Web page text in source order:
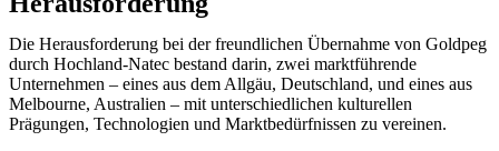
Die Herausforderung bei der freundlichen Übernahme von Goldpeg
durch Hochland-Natec bestand darin, zwei marktführende
Unternehmen – eines aus dem Allgäu, Deutschland, und eines aus
Melbourne, Australien – mit unterschiedlichen kulturellen
Prägungen, Technologien und Marktbedürfnissen zu vereinen.